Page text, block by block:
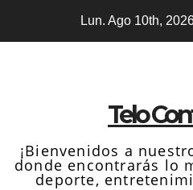
Lun. Ago 10th,
Telo
¡Bienvenidos a
donde encontrarás lo
deporte,